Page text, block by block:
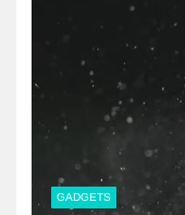
GADGETS